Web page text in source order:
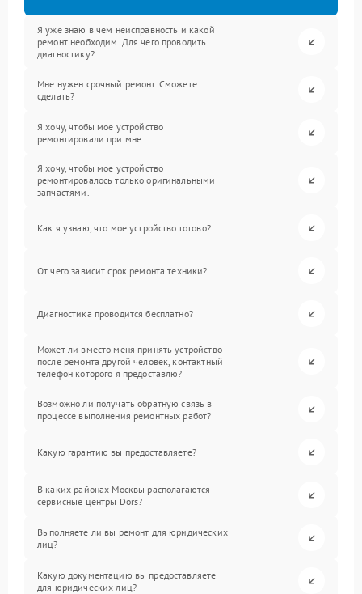
Я уже знаю в чем неисправность и какой
ремонт необходим. Для чего проводить
диагностику?
Мне нужен срочный ремонт. Сможете
сделать?
Я хочу, чтобы мое устройство
ремонтировали при мне.
Я хочу, чтобы мое устройство
ремонтировалось только оригинальными
запчастями.
Как я узнаю, что мое устройство готово?
От чего зависит срок ремонта техники?
Диагностика проводится бесплатно?
Может ли вместо меня принять устройство
после ремонта другой человек, контактный
телефон которого я предоставлю?
Возможно ли получать обратную связь в
процессе выполнения ремонтных работ?
Какую гарантию вы предоставляете?
В каких районах Москвы располагаются
сервисные центры Dors?
Выполняете ли вы ремонт для юридических
лиц?
Какую документацию вы предоставляете
для юридических лиц?